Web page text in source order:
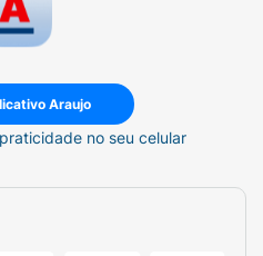
Araujo
no seu celular